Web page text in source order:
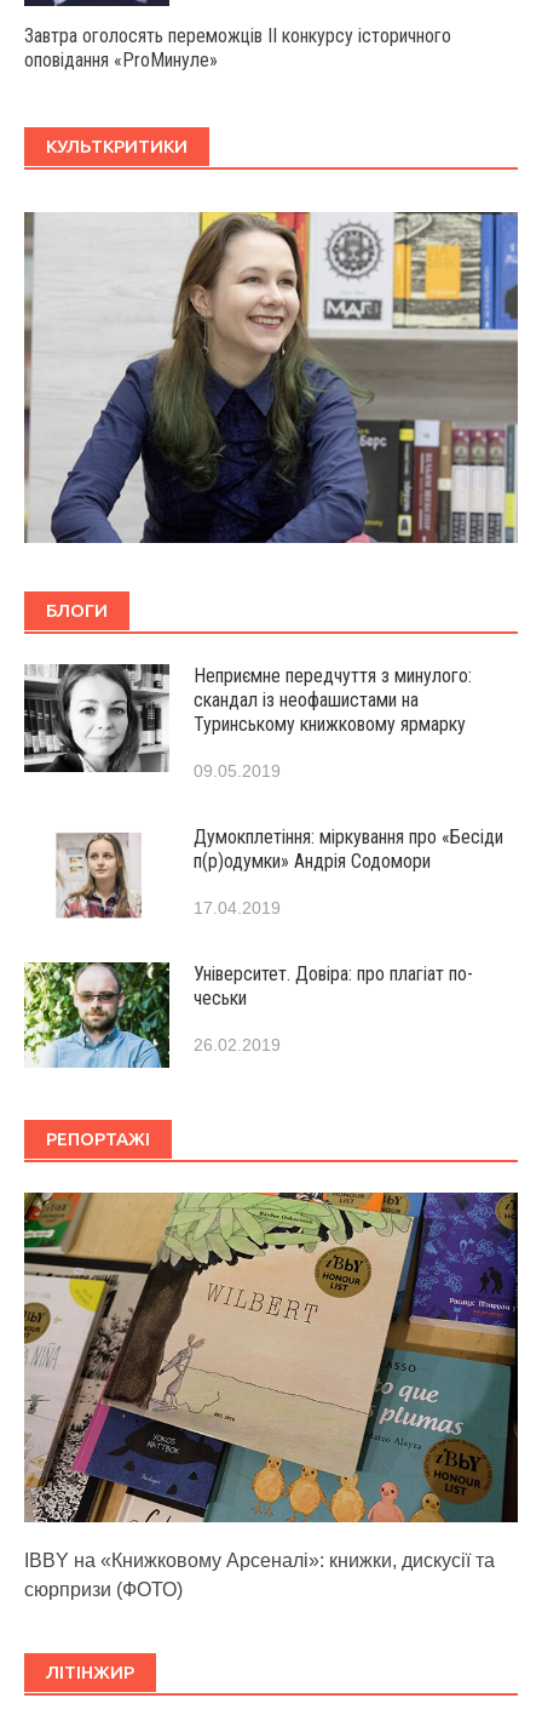
Завтра оголосять переможців ІІ конкурсу історичного
оповідання «ProМинуле»
КУЛЬТКРИТИКИ
БЛОГИ
Неприємне передчуття з минулого:
скандал із неофашистами на
Туринському книжковому ярмарку
09.05.2019
Думокплетіння: міркування про «Бесіди
п(р)одумки» Андрія Содомори
17.04.2019
Університет. Довіра: про плагіат по-
чеськи
26.02.2019
РЕПОРТАЖІ
IBBY на «Книжковому Арсеналі»: книжки, дискусії та
сюрпризи (ФОТО)
ЛІТІНЖИР